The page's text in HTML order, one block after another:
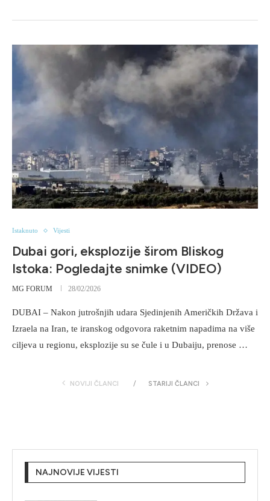
Istaknuto Vijesti
Dubai gori, eksplozije širom Bliskog
Istoka: Pogledajte snimke (VIDEO)
MG FORUM 28/02/2026
DUBAI – Nakon jutrošnjih udara Sjedinjenih Američkih Država i
Izraela na Iran, te iranskog odgovora raketnim napadima na više
ciljeva u regionu, eksplozije su se čule i u Dubaiju, prenose …
NOVIJI ČLANCI STARIJI ČLANCI
NAJNOVIJE VIJESTI